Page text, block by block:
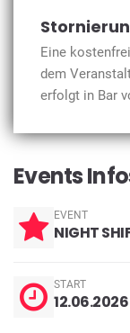
Eine
dem
erfolgt in Bar
Events
EVENT
NIGHT
START